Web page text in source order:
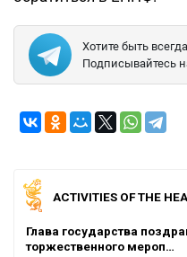
Хотите быть
Подписывайтесь
ACTIVITIES OF THE
Глава государства
торжественного мероп…